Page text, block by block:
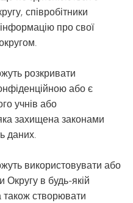
співробітники
про свої
розкривати
або є
учнів або
захищена законами
даних.
використовувати або
Округу в будь-якій
також створювати